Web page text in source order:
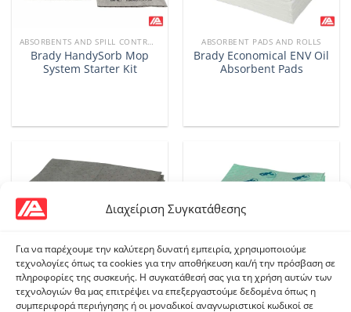
Διαχείριση Συγκατάθεσης
Για να παρέχουμε την καλύτερη δυνατή εμπειρία, χρησιμοποιούμε
τεχνολογίες όπως τα cookies για την αποθήκευση και/ή την πρόσβαση σε
πληροφορίες της συσκευής. Η συγκατάθεσή σας για τη χρήση αυτών των
τεχνολογιών θα μας επιτρέψει να επεξεργαστούμε δεδομένα όπως η
συμπεριφορά περιήγησης ή οι μοναδικοί αναγνωριστικοί κωδικοί σε
Brady HandySorb Mop
System Starter Kit
ABSORBENT PADS AND ROLLS
Brady Economical ENV Oil
Absorbent Pads